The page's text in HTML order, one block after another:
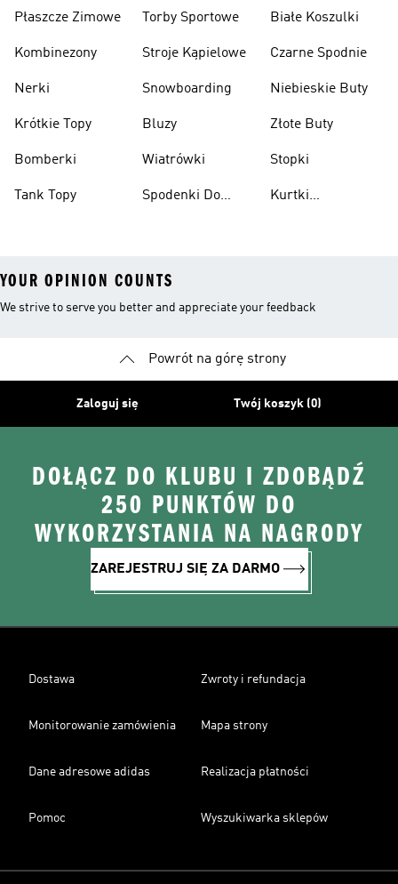
Płaszcze Zimowe
Kombinezony
Nerki
Krótkie Topy
Bomberki
Tank Topy
Torby Sportowe
Stroje Kąpielowe
Snowboarding
Bluzy
Wiatrówki
Spodenki Do
Białe Koszulki
Czarne Spodnie
Niebieskie Buty
Złote Buty
Stopki
Kurtki
YOUR OPINION COUNTS
We strive to serve you better and appreciate your feedback
Powrót na górę strony
Zaloguj się Twój koszyk (0)
DOŁĄCZ DO KLUBU I ZDOBĄDŹ
250 PUNKTÓW DO
WYKORZYSTANIA NA NAGRODY
ZAREJESTRUJ SIĘ ZA DARMO
Dostawa Zwroty i refundacja
Monitorowanie zamówienia Mapa strony
Dane adresowe adidas Realizacja płatności
Pomoc Wyszukiwarka sklepów